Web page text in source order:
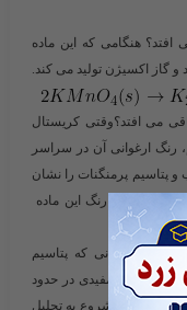
افتد؟ هنگامی که این ماده
گاز اکسیژن تولید می کند.
می افتد؟وقتی کریستال
رنگ ارغوانی آن در سراسر
پتاسیم پرمنگنات را نشان
و پخش شدن رنگ این ماده
است ؟ زمانی که پتاسیم
شود، عمر مفیدی در حدود
می کنید، شروع به تحلیل